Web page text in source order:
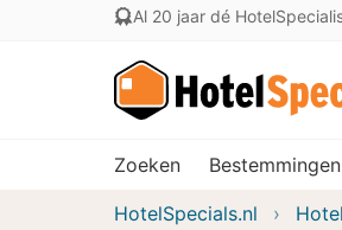
Al 20 jaar dé
Zoeken Bestemmingen
HotelSpecials.nl